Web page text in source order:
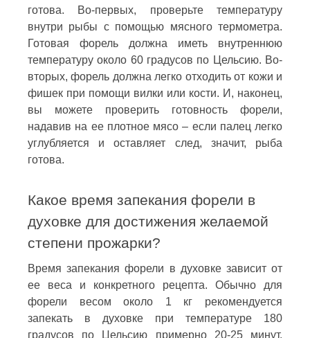
готова. Во-первых, проверьте температуру
внутри рыбы с помощью мясного термометра.
Готовая форель должна иметь внутреннюю
температуру около 60 градусов по Цельсию. Во-
вторых, форель должна легко отходить от кожи и
фишек при помощи вилки или кости. И, наконец,
вы можете проверить готовность форели,
надавив на ее плотное мясо – если палец легко
углубляется и оставляет след, значит, рыба
готова.
Какое время запекания форели в
духовке для достижения желаемой
степени прожарки?
Время запекания форели в духовке зависит от
ее веса и конкретного рецепта. Обычно для
форели весом около 1 кг рекомендуется
запекать в духовке при температуре 180
градусов по Цельсию примерно 20-25 минут.